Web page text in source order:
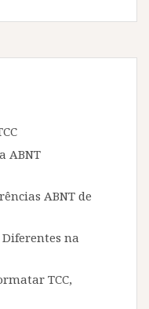
ABNT
ABNT de
na
TCC,